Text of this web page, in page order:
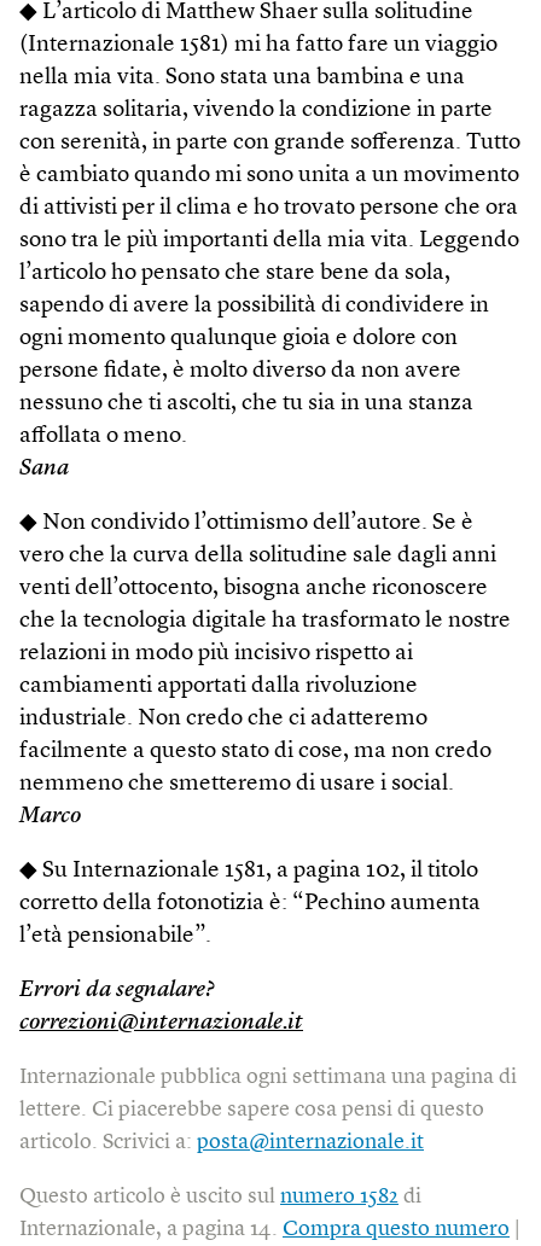
◆ L’articolo di Matthew Shaer sulla solitudine
(Internazionale 1581) mi ha fatto fare un viaggio
nella mia vita. Sono stata una bambina e una
ragazza solitaria, vivendo la condizione in parte
con serenità, in parte con grande sofferenza. Tutto
è cambiato quando mi sono unita a un movimento
di attivisti per il clima e ho trovato persone che ora
sono tra le più importanti della mia vita. Leggendo
l’articolo ho pensato che stare bene da sola,
sapendo di avere la possibilità di condividere in
ogni momento qualunque gioia e dolore con
persone fidate, è molto diverso da non avere
nessuno che ti ascolti, che tu sia in una stanza
affollata o meno.
Sana
◆ Non condivido l’ottimismo dell’autore. Se è
vero che la curva della solitudine sale dagli anni
venti dell’ottocento, bisogna anche riconoscere
che la tecnologia digitale ha trasformato le nostre
relazioni in modo più incisivo rispetto ai
cambiamenti apportati dalla rivoluzione
industriale. Non credo che ci adatteremo
facilmente a questo stato di cose, ma non credo
nemmeno che smetteremo di usare i social.
Marco
◆ Su Internazionale 1581, a pagina 102, il titolo
corretto della fotonotizia è: “Pechino aumenta
l’età pensionabile”.
Errori da segnalare?
correzioni@internazionale.it
Internazionale pubblica ogni settimana una pagina di
lettere. Ci piacerebbe sapere cosa pensi di questo
articolo. Scrivici a: posta@internazionale.it
Questo articolo è uscito sul numero 1582 di
Internazionale, a pagina 14. Compra questo numero